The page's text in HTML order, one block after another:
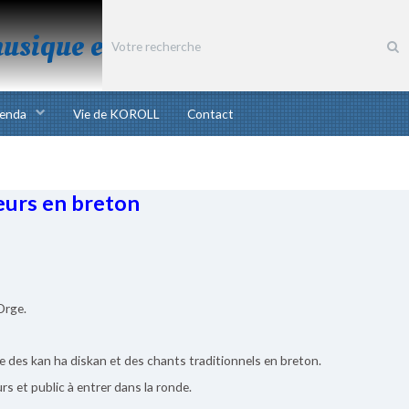
et chant bretons
Vie de KOROLL Contact
en breton
des kan ha diskan et des chants traditionnels en breton.
et public à entrer dans la ronde.